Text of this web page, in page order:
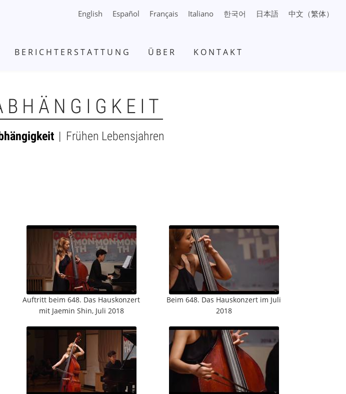
English Español Français Italiano 한국어 日本語 中文（繁体）
BERICHTERSTATTUNG ÜBER KONTAKT
Frühen Lebensjahren
Auftritt beim 648. Das Hauskonzert
mit Jaemin Shin, Juli 2018
Beim 648. Das Hauskonzert im Juli
2018